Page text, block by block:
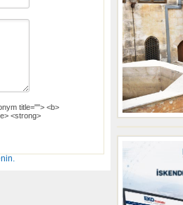
title=""> <b>
<strong>